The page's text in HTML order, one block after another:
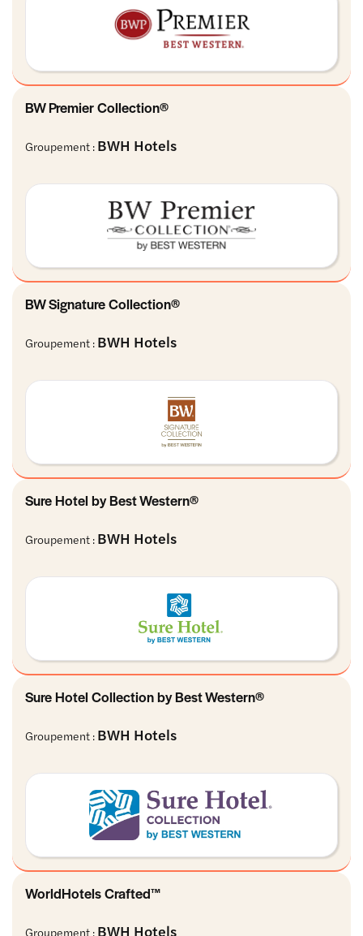
BW Premier Collection®
Groupement : BWH Hotels
BW Signature Collection®
Groupement : BWH Hotels
Sure Hotel by Best Western®
Groupement : BWH Hotels
Sure Hotel Collection by Best Western®
Groupement : BWH Hotels
WorldHotels Crafted™
Groupement : BWH Hotels